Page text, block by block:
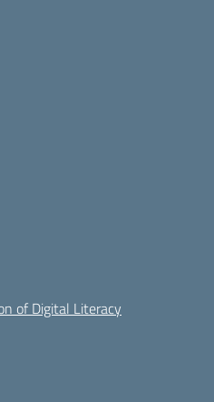
of Digital Literacy